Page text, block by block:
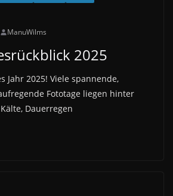
ManuWilms
2025
Jahr 2025! Viele spannende,
Fototage liegen hinter
Dauerregen